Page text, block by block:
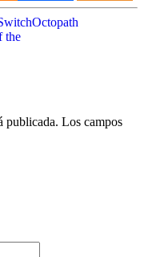
Octopath
the
publicada. Los campos